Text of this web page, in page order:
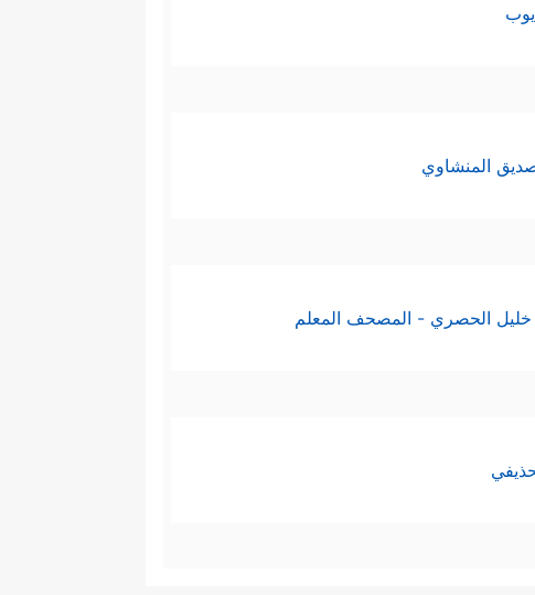
المنشاوي
الحصري - المصحف المعلم